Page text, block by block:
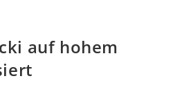
auf hohem